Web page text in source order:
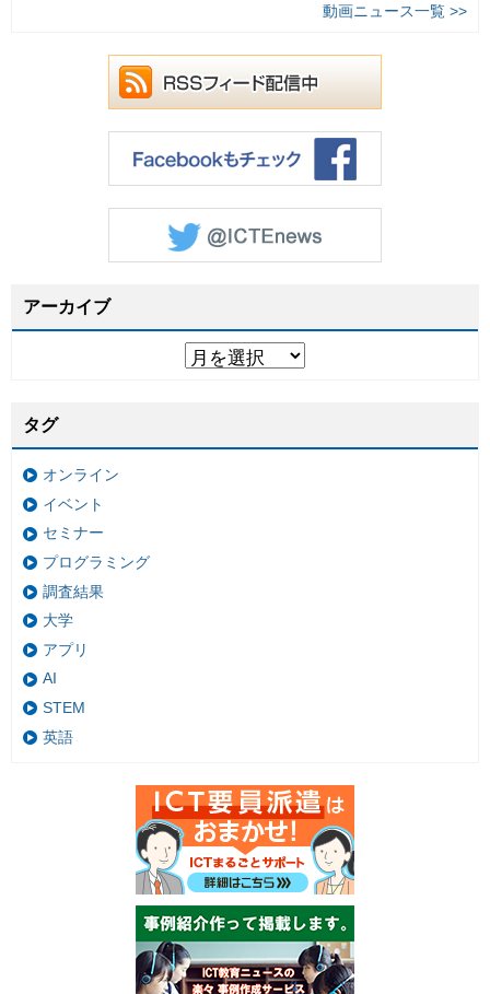
動画ニュース一覧 >>
アーカイブ
タグ
オンライン
イベント
セミナー
プログラミング
調査結果
大学
アプリ
AI
STEM
英語